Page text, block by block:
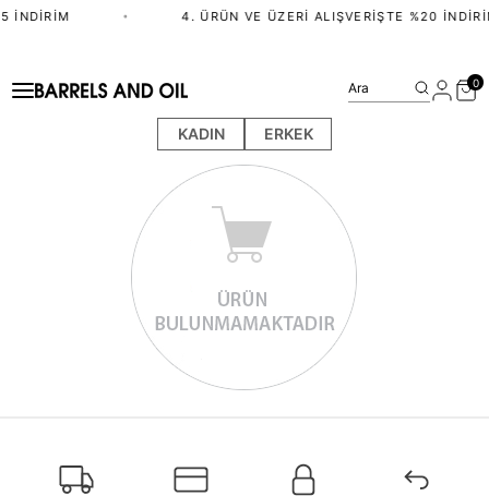
İNDIRIM • 4. ÜRÜN VE ÜZERI ALIŞVERIŞTE %20
KADIN ERKEK
Ara 0